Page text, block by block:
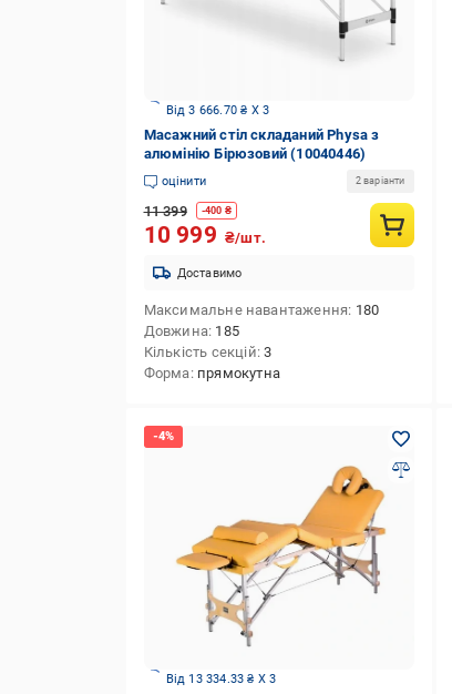
Від 3 666.70 ₴ X 3
Масажний стіл складаний Physa з
алюмінію Бірюзовий (10040446)
оцінити 2 варіанти
11 399 -400 ₴
10 999 ₴/шт.
Доставимо
Максимальне навантаження 180
Довжина 185
Кількість секцій 3
Форма прямокутна
Від 13 334.33 ₴ X 3